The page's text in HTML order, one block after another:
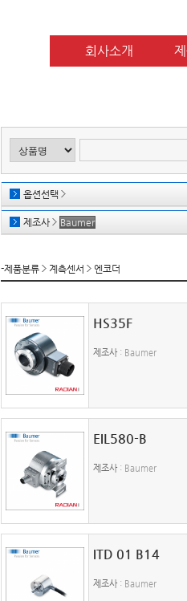
회사소개
옵션선택
제조사 Baumer
-제품분류 계측센서 엔코더
HS35F
제조사 : Baumer
EIL580-B
제조사 : Baumer
ITD 01 B14
제조사 : Baumer